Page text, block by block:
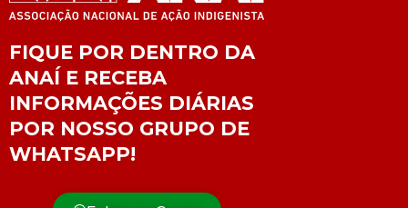
FIQUE POR DENTRO DA
ANAÍ E RECEBA
INFORMAÇÕES DIÁRIAS
POR NOSSO GRUPO DE
WHATSAPP!